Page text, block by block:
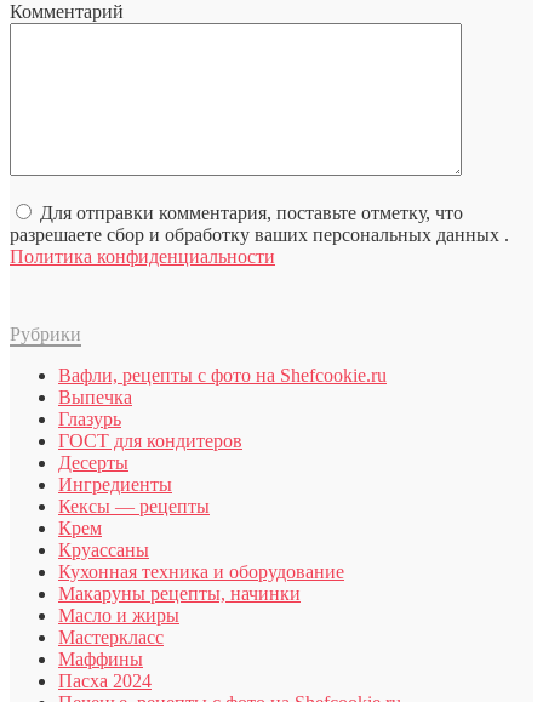
Комментарий
Для отправки комментария, поставьте отметку, что
разрешаете сбор и обработку ваших персональных данных .
Политика конфиденциальности
Рубрики
Вафли, рецепты с фото на Shefcookie.ru
Выпечка
Глазурь
ГОСТ для кондитеров
Десерты
Ингредиенты
Кексы — рецепты
Крем
Круассаны
Кухонная техника и оборудование
Макаруны рецепты, начинки
Масло и жиры
Мастеркласс
Маффины
Пасха 2024